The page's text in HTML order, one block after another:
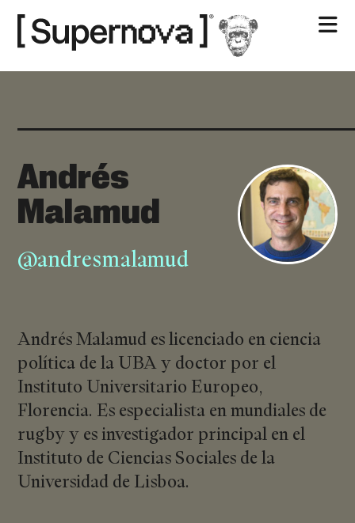
Nosotros
Contacto
Andrés
Malamud
@andresmalamud
Andrés Malamud es licenciado en ciencia
política de la UBA y doctor por el
Instituto Universitario Europeo,
Florencia. Es especialista en mundiales de
rugby y es investigador principal en el
Instituto de Ciencias Sociales de la
Universidad de Lisboa.